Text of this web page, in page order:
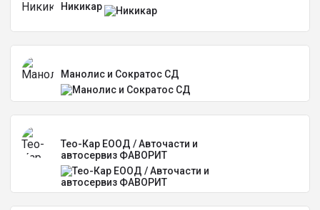
Никикар
Манолис и Сократос СД
Тео-Кар ЕООД / Авточасти и
автосервиз ФАВОРИТ